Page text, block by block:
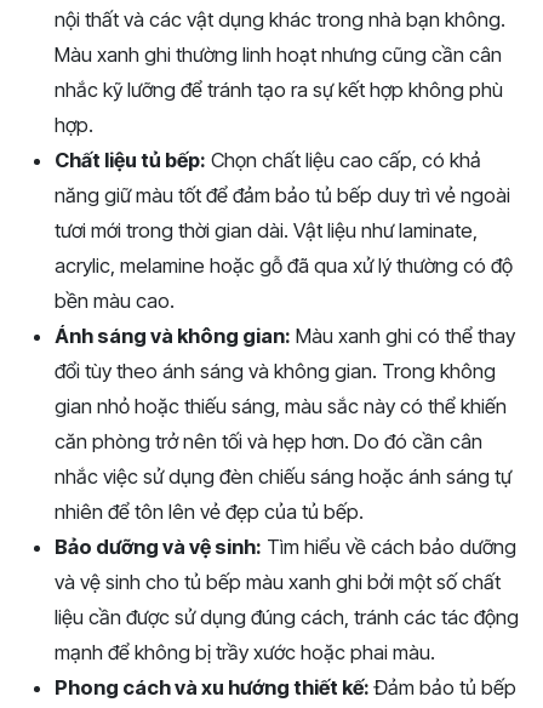
nội thất và các vật dụng khác trong nhà bạn không.
Màu xanh ghi thường linh hoạt nhưng cũng cần cân
nhắc kỹ lưỡng để tránh tạo ra sự kết hợp không phù
hợp.
Chất liệu tủ bếp: Chọn chất liệu cao cấp, có khả
năng giữ màu tốt để đảm bảo tủ bếp duy trì vẻ ngoài
tươi mới trong thời gian dài. Vật liệu như laminate,
acrylic, melamine hoặc gỗ đã qua xử lý thường có độ
bền màu cao.
Ánh sáng và không gian: Màu xanh ghi có thể thay
đổi tùy theo ánh sáng và không gian. Trong không
gian nhỏ hoặc thiếu sáng, màu sắc này có thể khiến
căn phòng trở nên tối và hẹp hơn. Do đó cần cân
nhắc việc sử dụng đèn chiếu sáng hoặc ánh sáng tự
nhiên để tôn lên vẻ đẹp của tủ bếp.
Bảo dưỡng và vệ sinh: Tìm hiểu về cách bảo dưỡng
và vệ sinh cho tủ bếp màu xanh ghi bởi một số chất
liệu cần được sử dụng đúng cách, tránh các tác động
mạnh để không bị trầy xước hoặc phai màu.
Phong cách và xu hướng thiết kế: Đảm bảo tủ bếp